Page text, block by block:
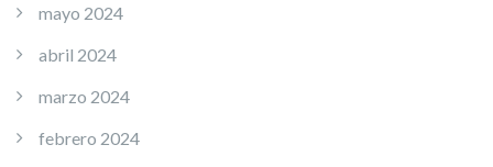
mayo 2024
abril 2024
marzo 2024
febrero 2024